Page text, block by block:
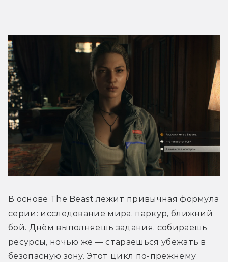
В основе The Beast лежит привычная формула
серии: исследование мира, паркур, ближний
бой. Днём выполняешь задания, собираешь
ресурсы, ночью же — стараешься убежать в
безопасную зону. Этот цикл по-прежнему